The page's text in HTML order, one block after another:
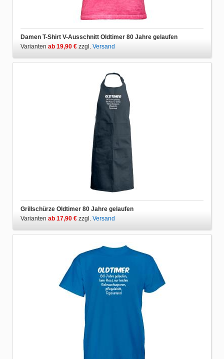
Damen T-Shirt V-Ausschnitt Oldtimer 80 Jahre gelaufen
Varianten ab 19,90 € zzgl. Versand
Grillschürze Oldtimer 80 Jahre gelaufen
Varianten ab 17,90 € zzgl. Versand